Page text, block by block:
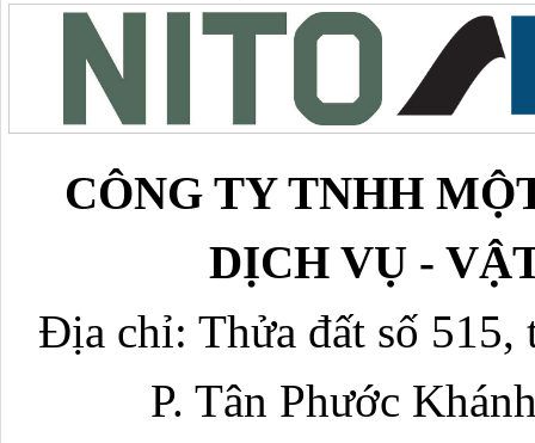
CÔNG TY TNHH
DỊCH VỤ -
Địa chỉ: Thửa đất số
P. Tân Phước